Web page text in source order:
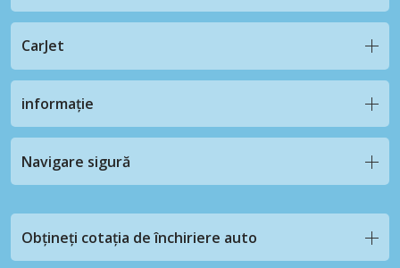
CarJet
informație
Navigare sigură
Obțineți cotația de închiriere auto